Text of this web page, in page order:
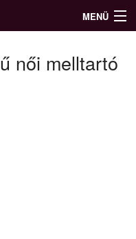
MENÜ
női melltartó